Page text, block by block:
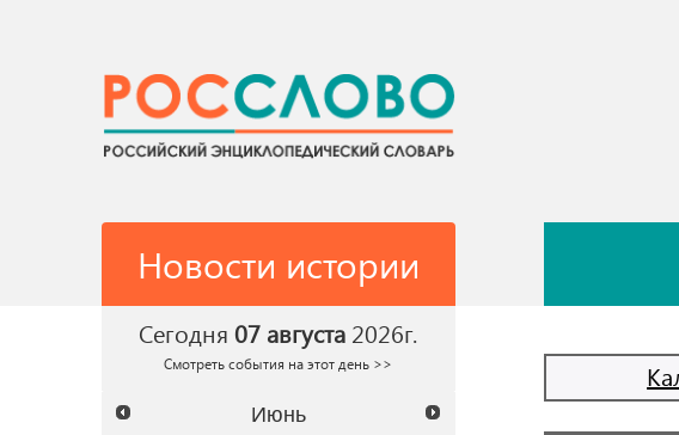
Новости истории
Сегодня 07 августа 2026г.
Смотреть события на этот день >>
Июнь